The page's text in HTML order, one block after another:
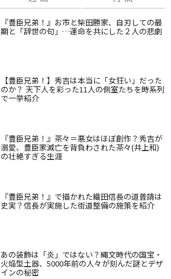
『豊臣兄弟！』お市と柴田勝家、自刃しての最
期と「辞世の句」…運命を共にした２人の悲劇
【豊臣兄弟！】秀吉は本当に「女狂い」だった
のか？ 天下人を彩った11人の側室たちを時系列
で一挙紹介
『豊臣兄弟！』茶々＝悪女はほぼ創作？秀吉が
溺愛、豊臣家滅亡を背負わされた茶々(井上和)
の壮絶すぎる生涯
『豊臣兄弟！』で描かれた織田信長の道普請は
史実？信長が実施した街道整備の施策を紹介
あの装飾は「炎」ではない？縄文時代の国宝・
火焔型土器、5000年前の人々が刻んだ謎とデザ
インの秘密